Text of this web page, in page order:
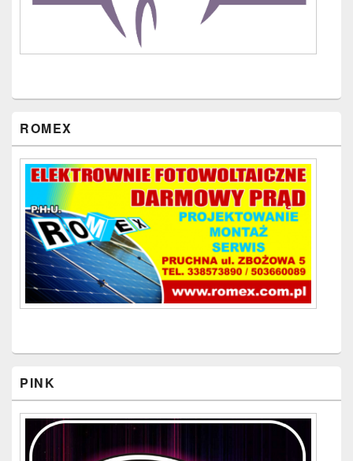
ROMEX
PINK